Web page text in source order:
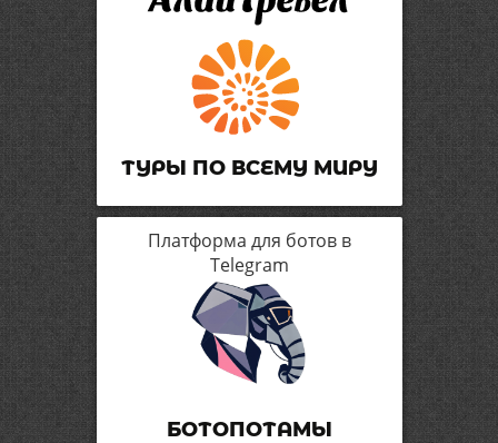
ТУРЫ ПО ВСЕМУ МИРУ
Платформа для ботов в
Telegram
БОТОПОТАМЫ